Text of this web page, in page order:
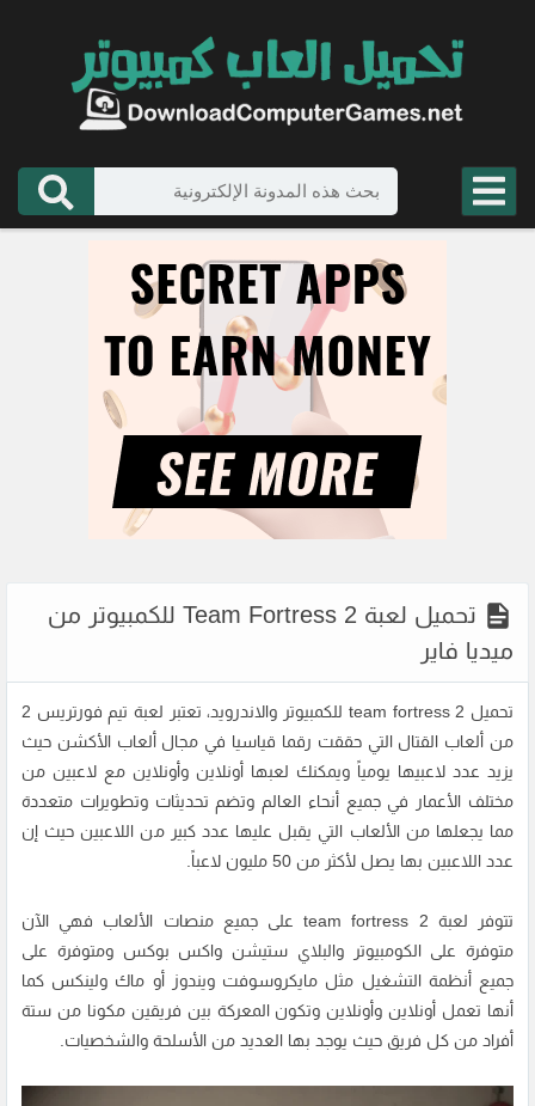
تحميل لعبة Team Fortress 2 للكمبيوتر من
ميديا فاير
تحميل team fortress 2 للكمبيوتر والاندرويد، تعتبر لعبة تيم فورتريس 2
من ألعاب القتال التي حققت رقما قياسيا في مجال ألعاب الأكشن حيث
يزيد عدد لاعبيها يومياً ويمكنك لعبها أونلاين وأونلاين مع لاعبين من
مختلف الأعمار في جميع أنحاء العالم وتضم تحديثات وتطويرات متعددة
مما يجعلها من الألعاب التي يقبل عليها عدد كبير من اللاعبين حيث إن
عدد اللاعبين بها يصل لأكثر من 50 مليون لاعباً.
تتوفر لعبة team fortress 2 على جميع منصات الألعاب فهي الآن
متوفرة على الكومبيوتر والبلاي ستيشن واكس بوكس ومتوفرة على
جميع أنظمة التشغيل مثل مايكروسوفت ويندوز أو ماك ولينكس كما
أنها تعمل أونلاين وأونلاين وتكون المعركة بين فريقين مكونا من ستة
أفراد من كل فريق حيث يوجد بها العديد من الأسلحة والشخصيات.